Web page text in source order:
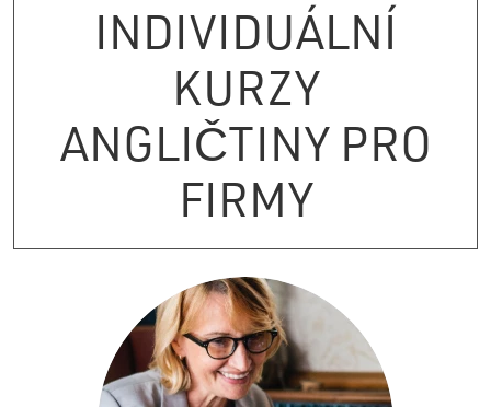
INDIVIDUÁLNÍ
KURZY
ANGLIČTINY PRO
FIRMY